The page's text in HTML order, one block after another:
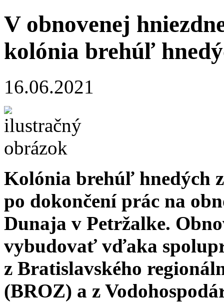
V obnovenej
kolónia brehúľ
16.06.2021
Kolónia brehúľ hnedých
po dokončení prác na
Dunaja v Petržalke.
vybudovať vďaka
z Bratislavského
(BROZ) a z